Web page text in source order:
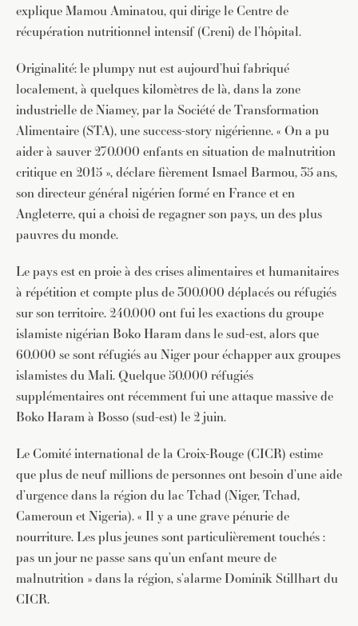
explique Mamou Aminatou, qui dirige le Centre de
récupération nutritionnel intensif (Creni) de l’hôpital.
Originalité: le plumpy nut est aujourd’hui fabriqué
localement, à quelques kilomètres de là, dans la zone
industrielle de Niamey, par la Société de Transformation
Alimentaire (STA), une success-story nigérienne. « On a pu
aider à sauver 270.000 enfants en situation de malnutrition
critique en 2015 », déclare fièrement Ismael Barmou, 35 ans,
son directeur général nigérien formé en France et en
Angleterre, qui a choisi de regagner son pays, un des plus
pauvres du monde.
Le pays est en proie à des crises alimentaires et humanitaires
à répétition et compte plus de 300.000 déplacés ou réfugiés
sur son territoire. 240.000 ont fui les exactions du groupe
islamiste nigérian Boko Haram dans le sud-est, alors que
60.000 se sont réfugiés au Niger pour échapper aux groupes
islamistes du Mali. Quelque 50.000 réfugiés
supplémentaires ont récemment fui une attaque massive de
Boko Haram à Bosso (sud-est) le 2 juin.
Le Comité international de la Croix-Rouge (CICR) estime
que plus de neuf millions de personnes ont besoin d’une aide
d’urgence dans la région du lac Tchad (Niger, Tchad,
Cameroun et Nigeria). « Il y a une grave pénurie de
nourriture. Les plus jeunes sont particulièrement touchés :
pas un jour ne passe sans qu’un enfant meure de
malnutrition » dans la région, s’alarme Dominik Stillhart du
CICR.